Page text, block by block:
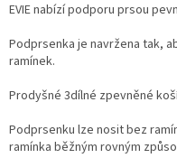
EVIE nabízí podporu prsou
Podprsenka je navržena tak,
ramínek.
Prodyšné 3dílné zpevněné
Podprsenku lze nosit bez
ramínka běžným rovným